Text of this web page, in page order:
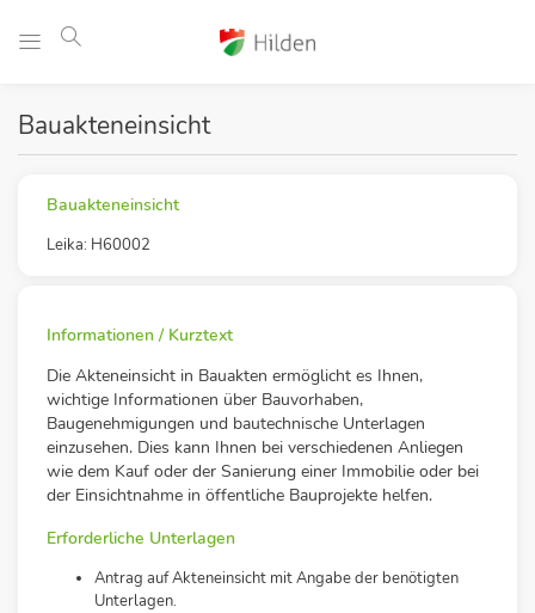
Bauakteneinsicht
Bauakteneinsicht
Leika: H60002
Informationen / Kurztext
Die Akteneinsicht in Bauakten ermöglicht es Ihnen,
wichtige Informationen über Bauvorhaben,
Baugenehmigungen und bautechnische Unterlagen
einzusehen. Dies kann Ihnen bei verschiedenen Anliegen
wie dem Kauf oder der Sanierung einer Immobilie oder bei
der Einsichtnahme in öffentliche Bauprojekte helfen.
Erforderliche Unterlagen
Antrag auf Akteneinsicht mit Angabe der benötigten
Unterlagen.